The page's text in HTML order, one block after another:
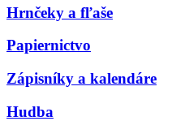
Hrnčeky a fľaše
Papiernictvo
Zápisníky a kalendáre
Hudba